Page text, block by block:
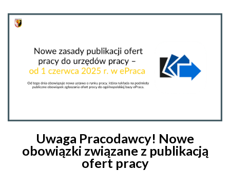
Uwaga Pracodawcy! Nowe
obowiązki związane z publikacją
ofert pracy